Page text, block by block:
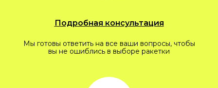
Подробная консультация
Мы готовы ответить на все ваши вопросы, чтобы
вы не ошиблись в выборе ракетки